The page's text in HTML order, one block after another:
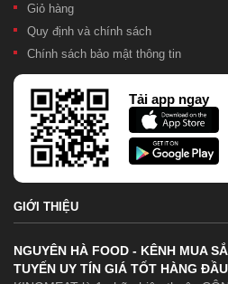
Giỏ hàng
Quy định và chính sách
Chính sách bảo mật thông tin
Tải app ngay
GIỚI THIỆU
NGUYÊN HÀ FOOD - KÊNH MUA
TUYẾN UY TÍN GIÁ TỐT HÀNG